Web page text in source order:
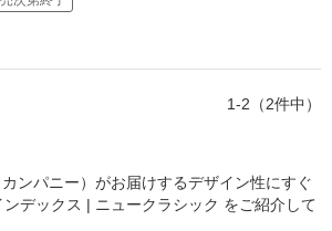
1-2（2件中）
ンパニー）がお届けするデザイン性にすぐ
デックス | ニュークラシック をご紹介して